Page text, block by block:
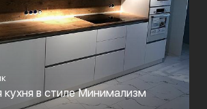
кухня в стиле Минимализм